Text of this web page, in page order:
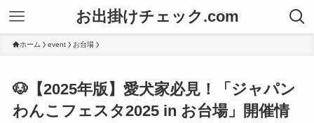
お出掛けチェック.com
ホーム event お台場
🐶【2025年版】愛犬家必見！「ジャパン
わんこフェスタ2025 in お台場」開催情